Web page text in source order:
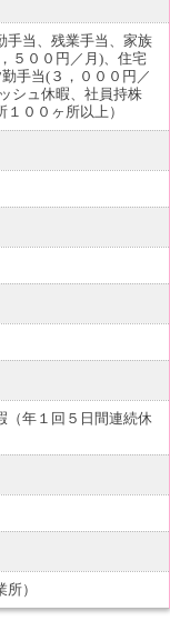
手当、残業手当、家族
５００円／月)、住宅
手当(３，０００円／
シュ休暇、社員持株
００ヶ所以上）
（年１回５日間連続休
）